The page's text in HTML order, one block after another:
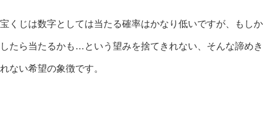
宝くじは数字としては当たる確率はかなり低いですが、もしか
したら当たるかも…という望みを捨てきれない、そんな諦めき
れない希望の象徴です。